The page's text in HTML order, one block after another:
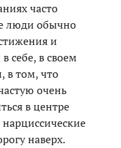
часто
люди обычно
и
себе, в своем
в том, что
очень
в центре
наверх.